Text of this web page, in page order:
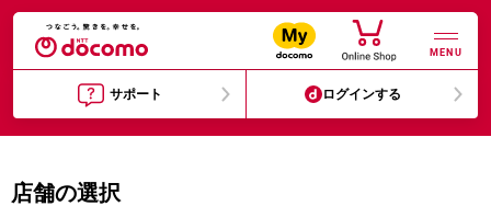
MENU
サポート ログインする
店舗の選択